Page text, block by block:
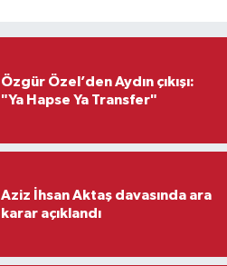
Özgür Özel’den Aydın çıkışı:
"Ya Hapse Ya Transfer"
Aziz İhsan Aktaş davasında ara
karar açıklandı